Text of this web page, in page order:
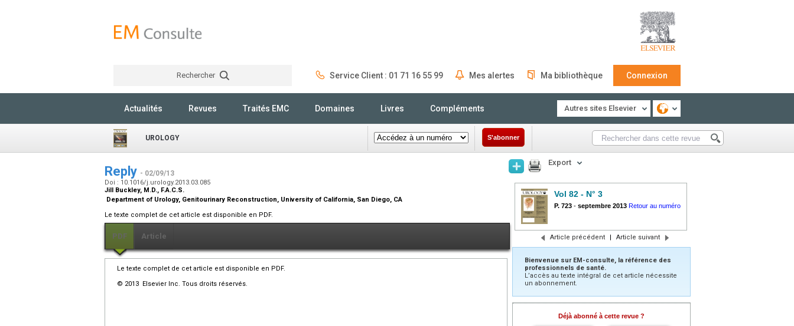
Rechercher Service Client : 01 71 16 55 99 Mes alertes Ma bibliothèque Connexion
Actualités Revues Traités EMC Domaines Livres Compléments Autres sites Elsevier
UROLOGY S'abonner
Reply - 02/09/13
Doi : 10.1016/j.urology.2013.03.085
Jill Buckley, M.D., F.A.C.S.
Department of Urology, Genitourinary Reconstruction, University of California, San Diego, CA
Le texte complet de cet article est disponible en PDF.
PDF Article
Le texte complet de cet article est disponible en PDF.
© 2013 Elsevier Inc. Tous droits réservés.
Export
Vol 82 - N° 3
P. 723 - septembre 2013 Retour au numéro
Article précédent | Article suivant
Bienvenue sur EM-consulte, la référence des
professionnels de santé.
L’accès au texte intégral de cet article nécessite
un abonnement.
Déjà abonné à cette revue ?